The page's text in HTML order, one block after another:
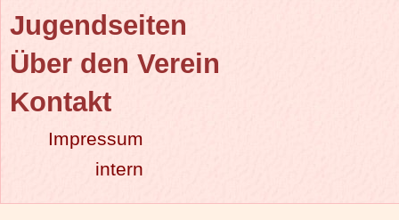
Jugendseiten
Über den Verein
Kontakt
Impressum
intern